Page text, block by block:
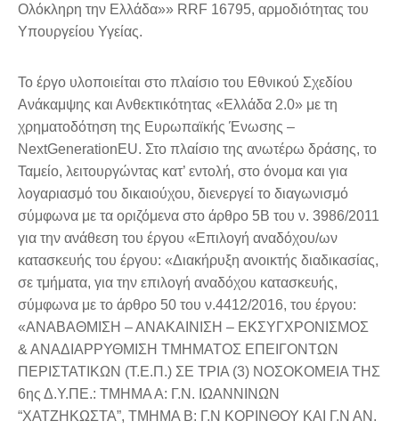
Ολόκληρη την Ελλάδα»» RRF 16795, αρμοδιότητας του
Υπουργείου Υγείας.
Το έργο υλοποιείται στο πλαίσιο του Εθνικού Σχεδίου
Ανάκαμψης και Ανθεκτικότητας «Ελλάδα 2.0» με τη
χρηματοδότηση της Ευρωπαϊκής Ένωσης –
NextGenerationEU. Στο πλαίσιο της ανωτέρω δράσης, το
Ταμείο, λειτουργώντας κατ’ εντολή, στο όνομα και για
λογαριασμό του δικαιούχου, διενεργεί το διαγωνισμό
σύμφωνα με τα οριζόμενα στο άρθρο 5Β του ν. 3986/2011
για την ανάθεση του έργου «Επιλογή αναδόχου/ων
κατασκευής του έργου: «Διακήρυξη ανοικτής διαδικασίας,
σε τμήματα, για την επιλογή αναδόχου κατασκευής,
σύμφωνα με το άρθρο 50 του ν.4412/2016, του έργου:
«ΑΝΑΒΑΘΜΙΣΗ – ΑΝΑΚΑΙΝΙΣΗ – ΕΚΣΥΓΧΡΟΝΙΣΜΟΣ
& ΑΝΑΔΙΑΡΡΥΘΜΙΣΗ ΤΜΗΜΑΤΟΣ ΕΠΕΙΓΟΝΤΩΝ
ΠΕΡΙΣΤΑΤΙΚΩΝ (Τ.Ε.Π.) ΣΕ ΤΡΙΑ (3) ΝΟΣΟΚΟΜΕΙΑ ΤΗΣ
6ης Δ.Υ.ΠΕ.: ΤΜΗΜΑ Α: Γ.Ν. ΙΩΑΝΝΙΝΩΝ
“ΧΑΤΖΗΚΩΣΤΑ”, ΤΜΗΜΑ Β: Γ.Ν ΚΟΡΙΝΘΟΥ ΚΑΙ Γ.Ν ΑΝ.